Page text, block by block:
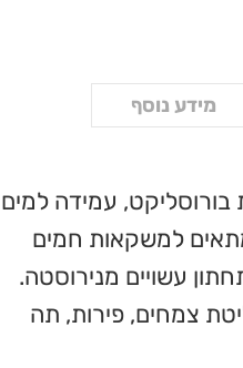
מידע נוסף
בורוסליקט, עמידה למים
למשקאות חמים
עשויים מנירוסטה.
צמחים, פירות, תה